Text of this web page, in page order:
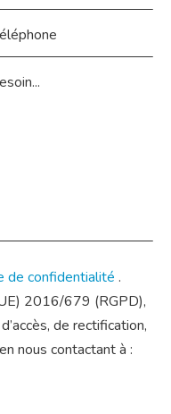
de confidentialité .
2016/679 (RGPD),
de rectification,
nous contactant à :